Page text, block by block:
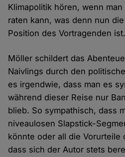
Klimapolitik hören, wenn
raten kann, was denn nun
Position des Vortragenden ist.
Möller schildert das
Naivlings durch den
es irgendwie, dass man es
während dieser Reise nur
blieb. So sympathisch, dass
niveaulosen Slapstick-
könnte oder all die Vorurteile
dass sich der Autor stets